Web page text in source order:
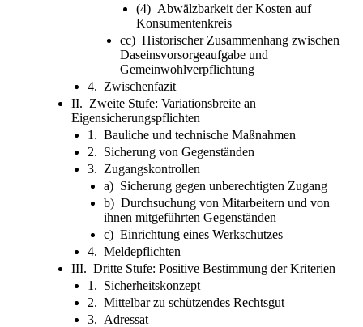
(4) Abwälzbarkeit der Kosten auf
Konsumentenkreis
cc) Historischer Zusammenhang zwischen
Daseinsvorsorgeaufgabe und
Gemeinwohlverpflichtung
4. Zwischenfazit
II. Zweite Stufe: Variationsbreite an
Eigensicherungspflichten
1. Bauliche und technische Maßnahmen
2. Sicherung von Gegenständen
3. Zugangskontrollen
a) Sicherung gegen unberechtigten Zugang
b) Durchsuchung von Mitarbeitern und von
ihnen mitgeführten Gegenständen
c) Einrichtung eines Werkschutzes
4. Meldepflichten
III. Dritte Stufe: Positive Bestimmung der Kriterien
1. Sicherheitskonzept
2. Mittelbar zu schützendes Rechtsgut
3. Adressat